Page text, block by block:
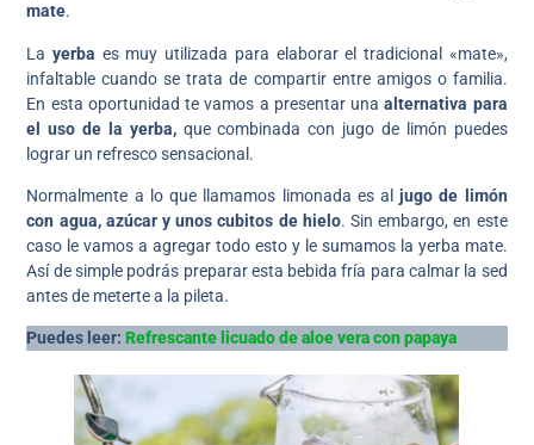
mate.
Layerba es muy utilizada para elaborar el tradicional «mate»,
infaltable cuando se trata de compartir entre amigos o familia.
En esta oportunidad te vamos a presentar unaalternativa para
el uso de la yerba,que combinada con jugo de limón puedes
lograr un refresco sensacional.
Normalmente a lo que llamamos limonada es aljugo de limón
con agua, azúcar y unos cubitos de hielo. Sin embargo, en este
caso le vamos a agregar todo esto y le sumamos la yerba mate.
Así de simple podrás preparar esta bebida fría para calmar la sed
antes de meterte a la pileta.
Puedes leer:Refrescante licuado de aloe vera con papaya